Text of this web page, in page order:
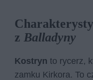
z Balladyny
Kostryn to rycerz,
zamku Kirkora. To